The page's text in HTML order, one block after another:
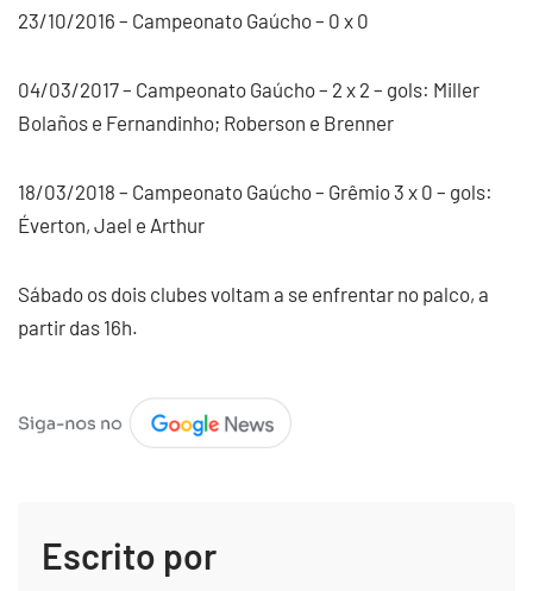
23/10/2016 – Campeonato Gaúcho – 0 x 0
04/03/2017 – Campeonato Gaúcho – 2 x 2 – gols: Miller
Bolaños e Fernandinho; Roberson e Brenner
18/03/2018 – Campeonato Gaúcho – Grêmio 3 x 0 – gols:
Éverton, Jael e Arthur
Sábado os dois clubes voltam a se enfrentar no palco, a
partir das 16h.
Escrito por